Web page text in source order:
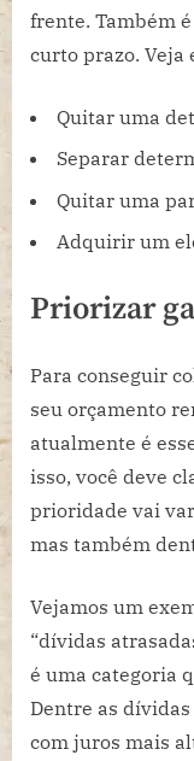
frente. Também
curto prazo. Veja
Quitar uma
Separar
Quitar uma
Adquirir um
Priorizar
Para conseguir
seu orçamento
atualmente é
isso, você deve
prioridade vai
mas também
Vejamos um
“dívidas
é uma categoria
Dentre as
com juros mais